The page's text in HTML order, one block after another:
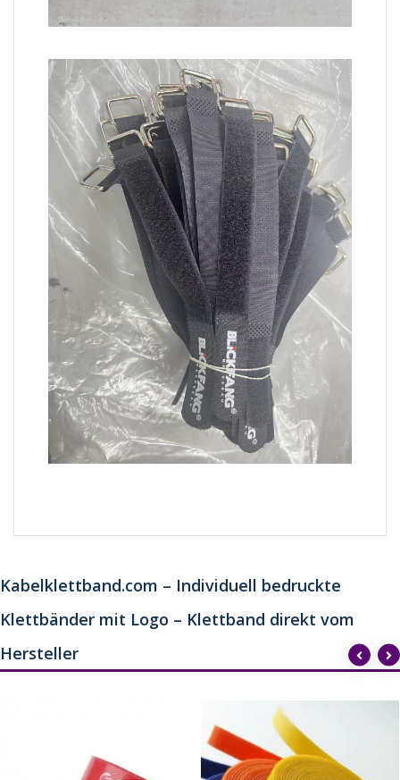
Kabelklettband.com – Individuell bedruckte
Klettbänder mit Logo – Klettband direkt vom
Hersteller